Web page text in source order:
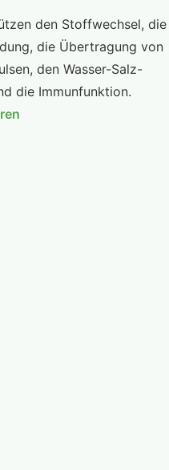
den Stoffwechsel, die
die Übertragung von
den Wasser-Salz-
die Immunfunktion.